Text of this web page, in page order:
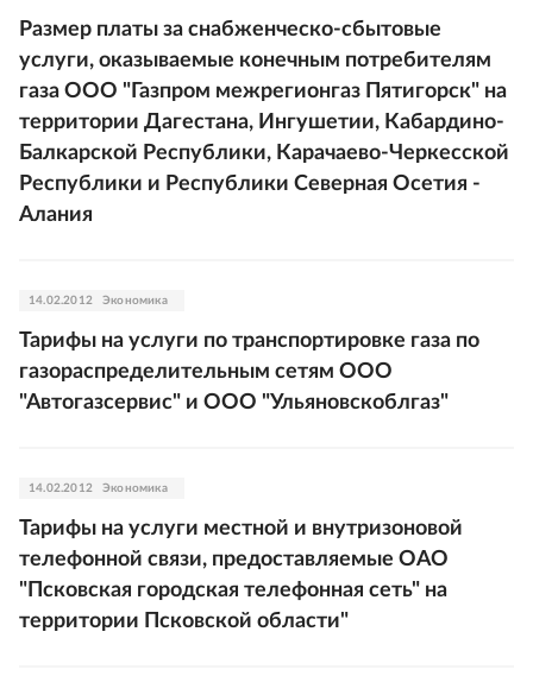
Размер платы за снабженческо-сбытовые
услуги, оказываемые конечным потребителям
газа ООО "Газпром межрегионгаз Пятигорск" на
территории Дагестана, Ингушетии, Кабардино-
Балкарской Республики, Карачаево-Черкесской
Республики и Республики Северная Осетия -
Алания
14.02.2012 Экономика
Тарифы на услуги по транспортировке газа по
газораспределительным сетям ООО
"Автогазсервис" и ООО "Ульяновскоблгаз"
14.02.2012 Экономика
Тарифы на услуги местной и внутризоновой
телефонной связи, предоставляемые ОАО
"Псковская городская телефонная сеть" на
территории Псковской области"